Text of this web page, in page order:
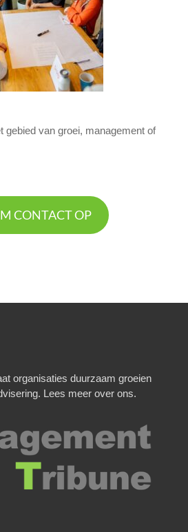
gebied van groei, management of
CONTACT OP
organisaties duurzaam groeien
Lees meer over ons.